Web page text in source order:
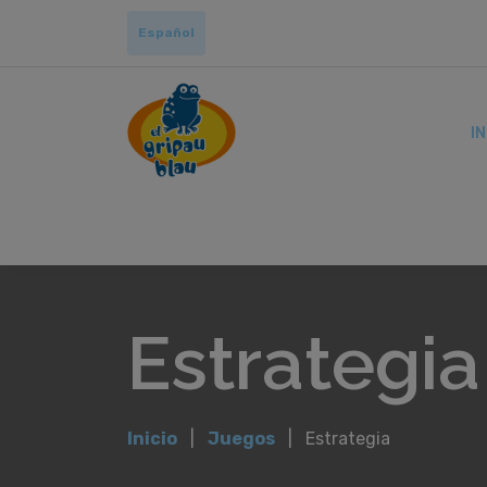
Español
Estrategia
Inicio Juegos Estrategia